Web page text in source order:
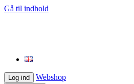
Gå til indhold
Log ind Webshop